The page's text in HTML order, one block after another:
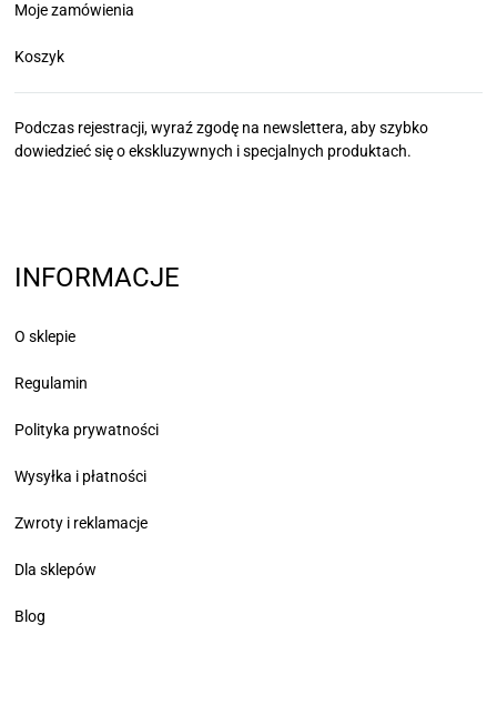
Moje zamówienia
Koszyk
Podczas rejestracji, wyraź zgodę na newslettera, aby szybko
dowiedzieć sięo ekskluzywnych i specjalnych produktach.
INFORMACJE
O sklepie
Regulamin
Polityka prywatności
Wysyłka i płatności
Zwroty i reklamacje
Dla sklepów
Blog